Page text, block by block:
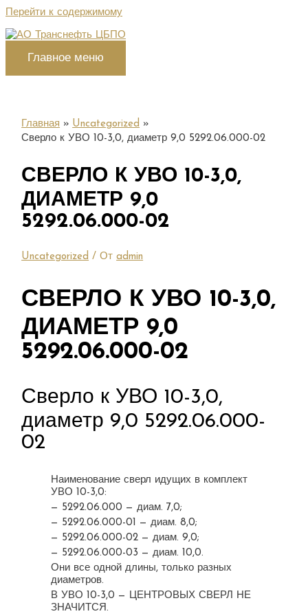
Перейти к содержимому
Главное меню
Главная
Uncategorized
Сверло к УВО 10-3,0, диаметр 9,0 5292.06.000-02
СВЕРЛО К УВО 10-3,0,
ДИАМЕТР 9,0
5292.06.000-02
Uncategorized / От admin
СВЕРЛО К УВО 10-3,0,
ДИАМЕТР 9,0
5292.06.000-02
Сверло к УВО 10-3,0,
диаметр 9,0 5292.06.000-
02
Наименование сверл идущих в комплект
УВО 10-3,0:
— 5292.06.000 — диам. 7,0;
— 5292.06.000-01 — диам. 8,0;
— 5292.06.000-02 — диам. 9,0;
— 5292.06.000-03 — диам. 10,0.
Они все одной длины, только разных
диаметров.
В УВО 10-3,0 — ЦЕНТРОВЫХ СВЕРЛ НЕ
ЗНАЧИТСЯ.